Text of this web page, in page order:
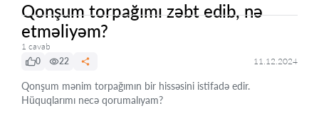
Qonşum torpağımı zəbt edib, nə
etməliyəm?
1 cavab
0
22 11.12.2024
Qonşum mənim torpağımın bir hissəsini istifadə edir.
Hüquqlarımı necə qorumalıyam?